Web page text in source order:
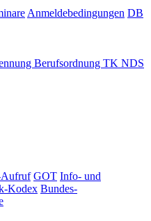
Anmeldebedingungen DB
Berufsordnung TK NDS
GOT Info- und
Kodex Bundes-